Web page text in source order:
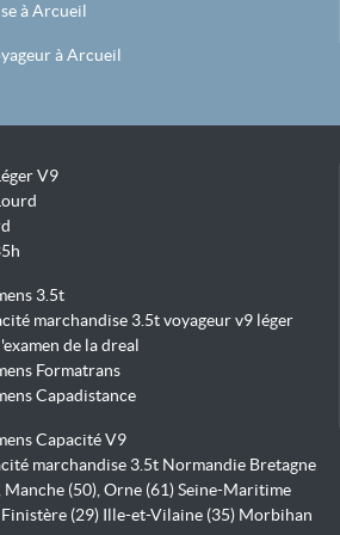
à Arcueil
à Arcueil
V9
3.5t
marchandise 3.5t voyageur v9 léger
de la dreal
Formatrans
Capadistance
Capacité V9
marchandise 3.5t Normandie Bretagne
Manche (50), Orne (61) Seine-Maritime
(29) Ille-et-Vilaine (35) Morbihan